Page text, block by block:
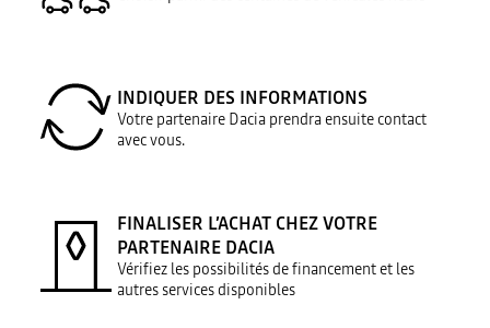
INDIQUER DES INFORMATIONS
Votre partenaire Dacia prendra ensuite contact
avec vous.
FINALISER L’ACHAT CHEZ VOTRE
PARTENAIRE DACIA
Vérifiez les possibilités de financement et les
autres services disponibles